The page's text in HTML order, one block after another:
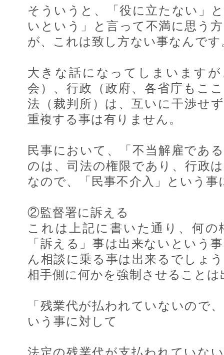
そういうと、「役に立たない」
いという」と言って不満に思う
が、これは致し方ない事なんです
大きな話になってしまいます
会）、行政（政府、各省庁もこ
法（裁判所）は、互いに干渉せ
重複する事は有りません。
民事において、「不当解雇であ
のは、司法の権限であり、行政
なので、「民事不介入」という
②監督署に訴える
これは上記に書いた通り、何
「訴える」事は出来ないという
ん相談に乗る事は出来るでしょ
相手側に何かを強制させることは
「残業代が払われていないので
いう事に対して
法定の残業代が支払われていな